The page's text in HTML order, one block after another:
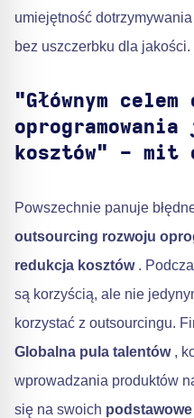
umiejętność
bez uszczerbku dla jakości.
"Głównym
kosztów" - mit
Powszechnie panuje
outsourcing rozwoju
redukcja kosztów .
są korzyścią, ale nie
korzystać z outsourcingu.
Globalna pula talentów ,
wprowadzania produktów
się na swoich